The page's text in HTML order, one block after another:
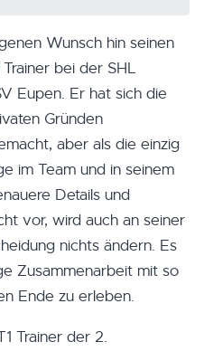
Wunsch hin seinen
bei der SHL
Eupen. Er hat sich die
Gründen
aber als die einzig
im Team und in seinem
Details und
vor, wird auch an seiner
nichts ändern. Es
Zusammenarbeit mit so
Ende zu erleben.
Trainer der 2.